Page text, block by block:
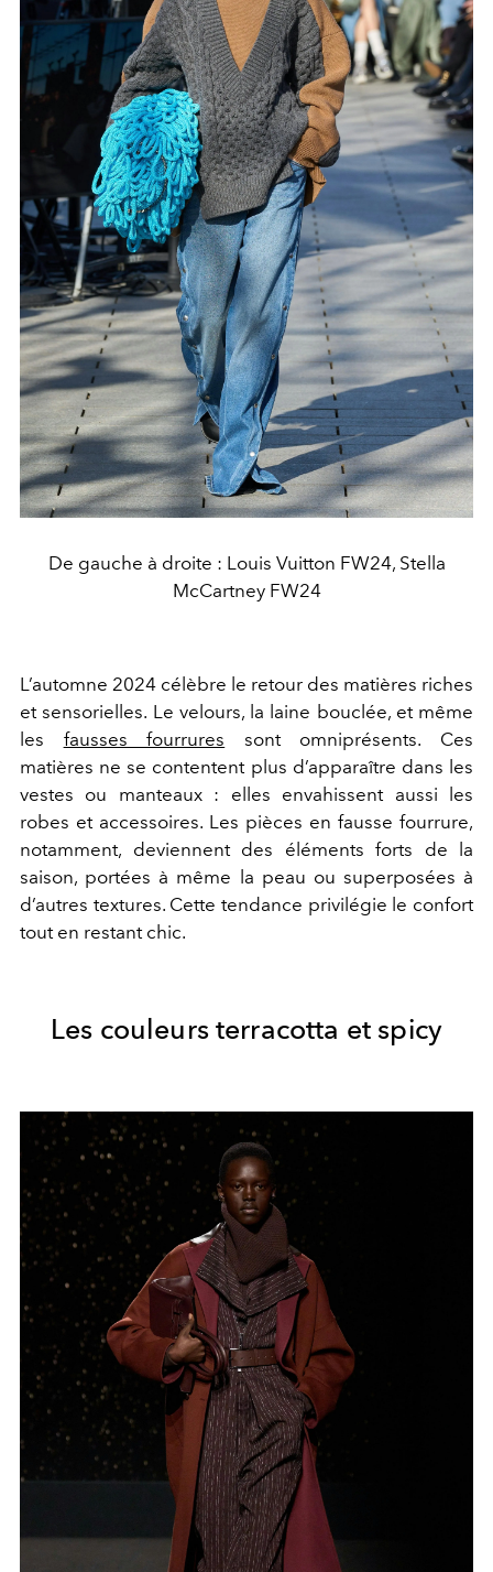
De gauche à droite : Louis Vuitton FW24, Stella
McCartney FW24
L’automne 2024 célèbre le retour des matières riches
et sensorielles. Le velours, la laine bouclée, et même
les fausses fourrures sont omniprésents. Ces
matières ne se contentent plus d’apparaître dans les
vestes ou manteaux : elles envahissent aussi les
robes et accessoires. Les pièces en fausse fourrure,
notamment, deviennent des éléments forts de la
saison, portées à même la peau ou superposées à
d’autres textures. Cette tendance privilégie le confort
tout en restant chic.
Les couleurs terracotta et spicy